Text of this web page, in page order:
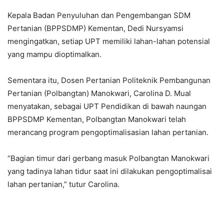
Kepala Badan Penyuluhan dan Pengembangan SDM
Pertanian (BPPSDMP) Kementan, Dedi Nursyamsi
mengingatkan, setiap UPT memiliki lahan-lahan potensial
yang mampu dioptimalkan.
Sementara itu, Dosen Pertanian Politeknik Pembangunan
Pertanian (Polbangtan) Manokwari, Carolina D. Mual
menyatakan, sebagai UPT Pendidikan di bawah naungan
BPPSDMP Kementan, Polbangtan Manokwari telah
merancang program pengoptimalisasian lahan pertanian.
“Bagian timur dari gerbang masuk Polbangtan Manokwari
yang tadinya lahan tidur saat ini dilakukan pengoptimalisai
lahan pertanian,” tutur Carolina.